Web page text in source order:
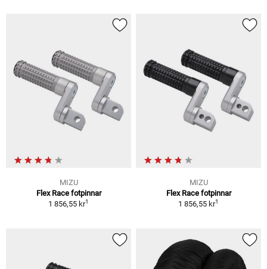
MIZU
Flex Race fotpinnar
1 856,55 kr1
MIZU
Flex Race fotpinnar
1 856,55 kr1